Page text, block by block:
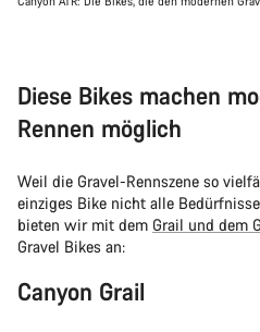
Diese Bikes machen
Rennen möglich
Weil die Gravel-Rennszene so
einziges Bike nicht alle
bieten wir mit dem Grail und dem
Gravel Bikes an:
Canyon Grail